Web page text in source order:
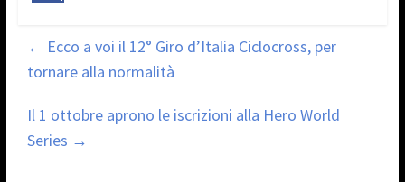
← Ecco a voi il 12° Giro d’Italia Ciclocross, per
tornare alla normalità
Il 1 ottobre aprono le iscrizioni alla Hero World
Series →